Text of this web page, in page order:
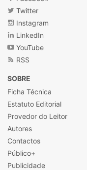
Twitter
Instagram
LinkedIn
YouTube
RSS
SOBRE
Ficha Técnica
Estatuto Editorial
Provedor do Leitor
Autores
Contactos
Público+
Publicidade